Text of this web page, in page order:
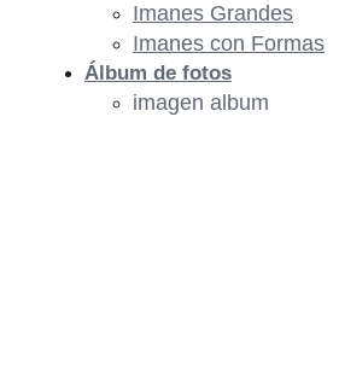
Imanes Grandes
Imanes con Formas
Álbum de fotos
imagen album